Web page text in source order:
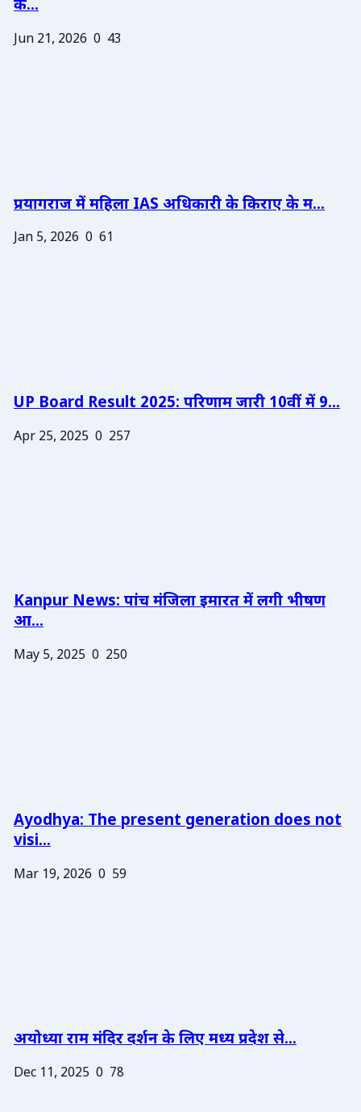
के...
Jun 21, 2026 0 43
प्रयागराज में महिला IAS अधिकारी के किराए के म...
Jan 5, 2026 0 61
UP Board Result 2025: परिणाम जारी 10वीं में 9...
Apr 25, 2025 0 257
Kanpur News: पांच मंजिला इमारत में लगी भीषण
आ...
May 5, 2025 0 250
Ayodhya: The present generation does not
visi...
Mar 19, 2026 0 59
अयोध्या राम मंदिर दर्शन के लिए मध्य प्रदेश से...
Dec 11, 2025 0 78